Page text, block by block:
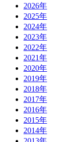
2026年
2025年
2024年
2023年
2022年
2021年
2020年
2019年
2018年
2017年
2016年
2015年
2014年